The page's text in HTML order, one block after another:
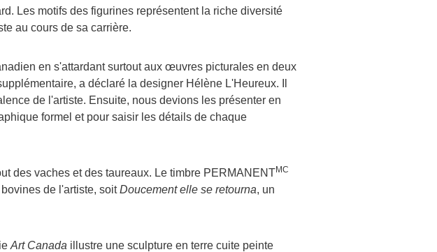
. Les motifs des figurines représentent la riche diversité
au cours de sa carrière.
en s'attardant surtout aux œuvres picturales en deux
a déclaré la designer Hélène L'Heureux. Il
de l'artiste. Ensuite, nous devions les présenter en
formel et pour saisir les détails de chaque
des vaches et des taureaux. Le timbre PERMANENTMC
de l'artiste, soitDoucement elle se retourna, un
Art Canada illustre une sculpture en terre cuite peinte